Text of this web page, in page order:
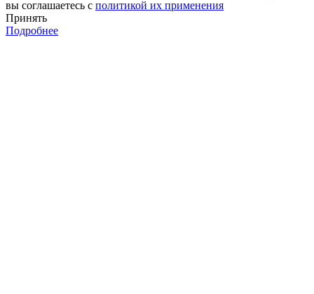
вы соглашаетесь с политикой их применения
Принять
Подробнее